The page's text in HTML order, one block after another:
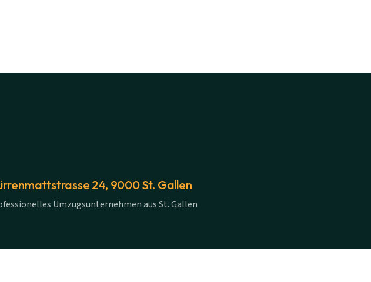
24, 9000 St. Gallen
Umzugsunternehmen aus St. Gallen